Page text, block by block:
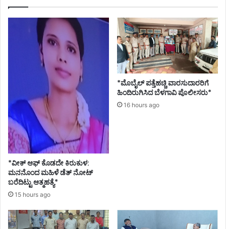
*ವೀಕ್ ಆಫ್ ಕೊಡದೇ ಕಿರುಕುಳ:
ಮನನೊಂದ ಮಹಿಳೆ ಡೆತ್ ನೋಟ್
ಬರೆದಿಟ್ಟು ಆತ್ಮಹತ್ಯೆ*
15 hours ago
*ಮೊಬೈಲ್ ಪತ್ತೆಹಚ್ಚಿ ವಾರಸುದಾರರಿಗೆ
ಹಿಂದಿರುಗಿಸಿದ ಬೆಳಗಾವಿ ಪೊಲೀಸರು*
16 hours ago